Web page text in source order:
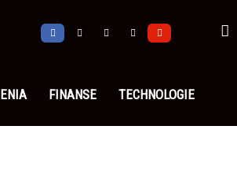
FINANSE TECHNOLOGIE